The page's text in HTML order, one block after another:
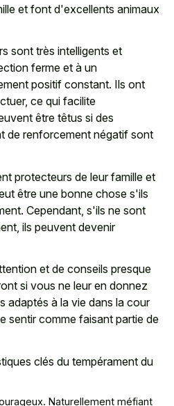
et font d'excellents animaux
sont très intelligents et
ferme et à un
positif constant. Ils ont
ce qui facilite
être têtus si des
de renforcement négatif sont
protecteurs de leur famille et
être une bonne chose s'ils
Cependant, s'ils ne sont
ils peuvent devenir
et de conseils presque
si vous ne leur en donnez
adaptés à la vie dans la cour
sentir comme faisant partie de
clés du tempérament du
Naturellement méfiant